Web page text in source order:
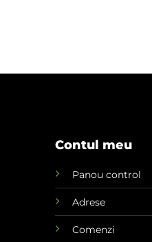
Contul meu
Panou control
Adrese
Comenzi